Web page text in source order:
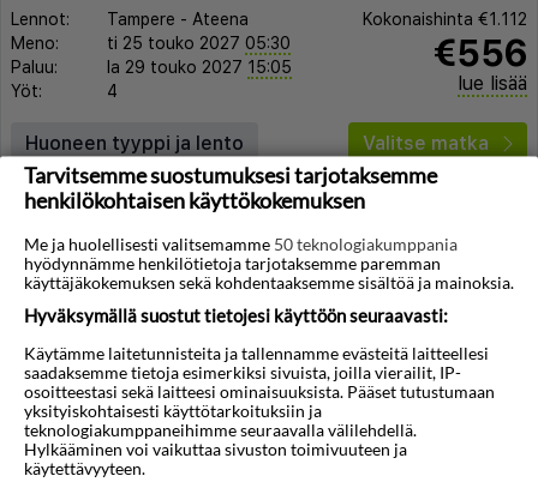
Lennot: Tampere - Ateena
Meno:
ti 25 touko 2027 05:30
Paluu:
la 29 touko 2027 15:05
Yöt:
4
Kokonaishinta €1.112
€556
lue lisää
Huoneen tyyppi ja lento Valitse matka
◀︎
Tarvitsemme suostumuksesi tarjotaksemme
henkilökohtaisen käyttökokemuksen
Me ja huolellisesti valitsemamme 50 teknologiakumppania
hyödynnämme henkilötietoja tarjotaksemme paremman
käyttäjäkokemuksen sekä kohdentaaksemme sisältöä ja mainoksia.
Hyväksymällä suostut tietojesi käyttöön seuraavasti:
Käytämme laitetunnisteita ja tallennamme evästeitä laitteellesi
saadaksemme tietoja esimerkiksi sivuista, joilla vierailit, IP-
osoitteestasi sekä laitteesi ominaisuuksista. Pääset tutustumaan
yksityiskohtaisesti käyttötarkoituksiin ja
teknologiakumppaneihimme seuraavalla välilehdellä.
Hylkääminen voi vaikuttaa sivuston toimivuuteen ja
käytettävyyteen.